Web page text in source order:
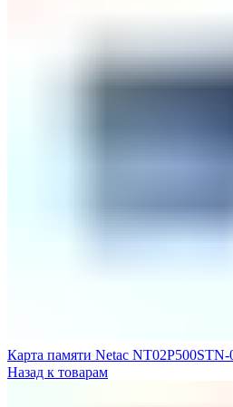
Карта памяти Netac
Назад к товарам